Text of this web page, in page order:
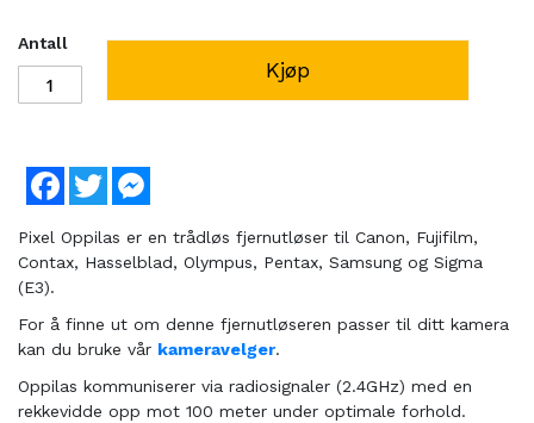
Antall
Kjøp
Facebook
Twitter
Pixel Oppilas er en trådløs fjernutløser til Canon, Fujifilm,
Contax, Hasselblad, Olympus, Pentax, Samsung og Sigma
(E3).
For å finne ut om denne fjernutløseren passer til ditt kamera
kan du bruke vår kameravelger.
Oppilas kommuniserer via radiosignaler (2.4GHz) med en
rekkevidde opp mot 100 meter under optimale forhold.